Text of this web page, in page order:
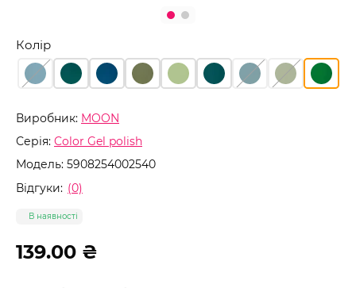
Виробник: MOON
Серія: Color Gel polish
Модель: 5908254002540
Відгуки: (0)
В наявності
Колір
139.00 ₴